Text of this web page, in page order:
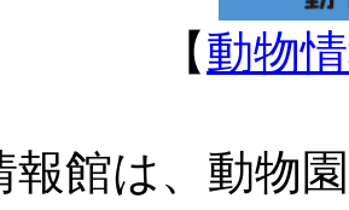
【動物
報館は、動物